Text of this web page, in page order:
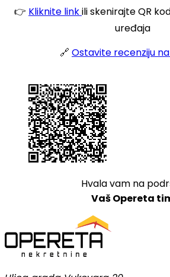
👉 Kliknite linkili skenirajte QR
uređaja
🔗 Ostavite recenziju
Hvala vam na
Vaš Opereta